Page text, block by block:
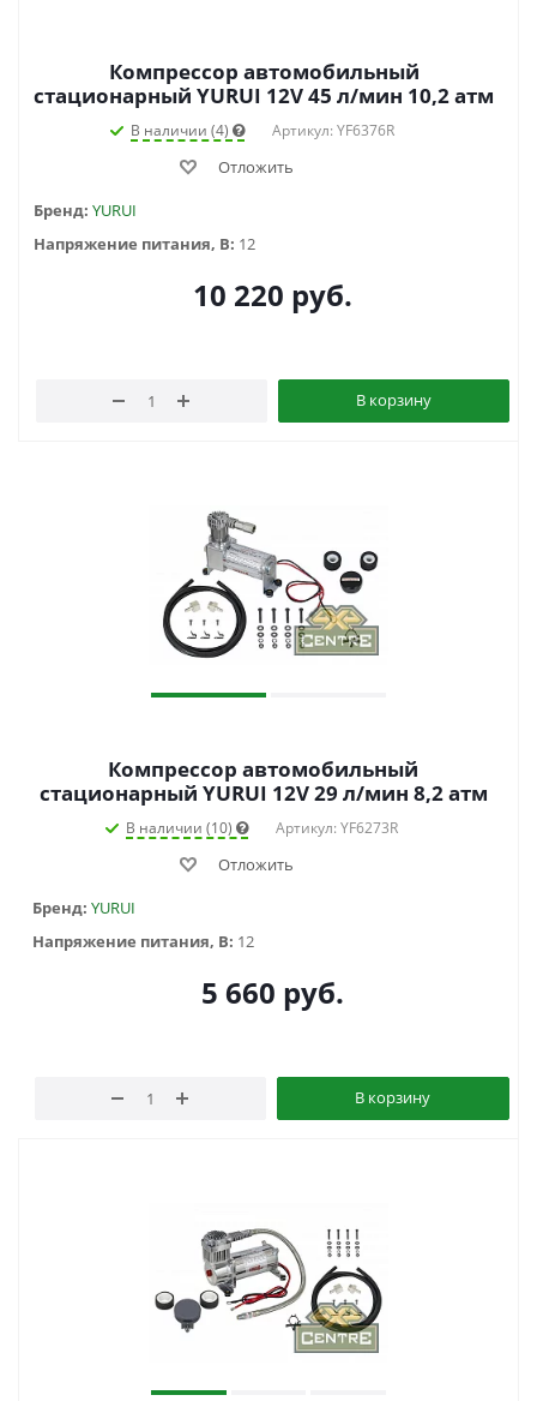
Компрессор автомобильный
стационарный YURUI 12V 45 л/мин 10,2 атм
В наличии (4) Артикул: YF6376R
Отложить
Бренд: YURUI
Напряжение питания, В: 12
10 220 руб.
В корзину
Компрессор автомобильный
стационарный YURUI 12V 29 л/мин 8,2 атм
В наличии (10) Артикул: YF6273R
Отложить
Бренд: YURUI
Напряжение питания, В: 12
5 660 руб.
В корзину